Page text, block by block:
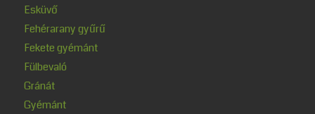
Esküvő
Fehérarany gyűrű
Fekete gyémánt
Fülbevaló
Gránát
Gyémánt